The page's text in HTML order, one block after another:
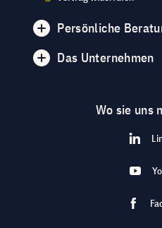
Persönliche
Das Unternehmen
Wo sie uns